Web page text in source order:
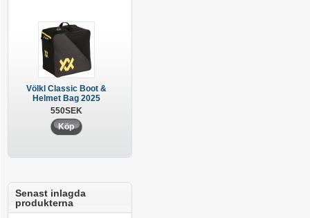
Völkl Classic Boot &
Helmet Bag 2025
550SEK
Köp
Senast inlagda
produkterna